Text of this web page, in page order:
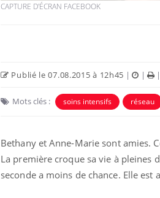
CAPTURE D'ÉCRAN FACEBOOK
Publié le 07.08.2015 à 12h45 | |
Mots clés : soins intensifs réseau
Bethany et Anne-Marie sont amies.
La première croque sa vie à pleines
seconde a moins de chance. Elle